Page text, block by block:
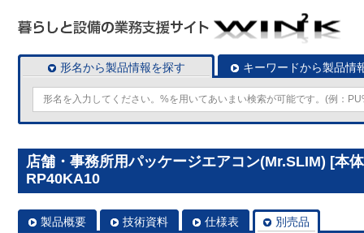
形名から製品情報を探す キーワードから製品情
店舗・事務所用パッケージエアコン(Mr.SLIM) [本
RP40KA10
製品概要 技術資料 仕様表 別売品